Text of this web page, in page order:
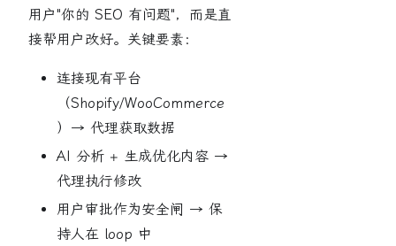
用户"你的 SEO 有问题"，而是直
接帮用户改好。关键要素：
连接现有平台
（Shopify/WooCommerce
）→ 代理获取数据
AI 分析 + 生成优化内容 →
代理执行修改
用户审批作为安全闸 → 保
持人在 loop 中